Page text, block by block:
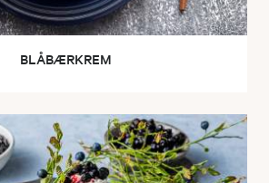
BLÅBÆRKREM